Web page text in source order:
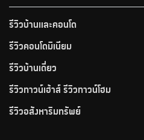
รีวิวบ้านและคอนโด
รีวิวคอนโดมิเนียม
รีวิวบ้านเดี่ยว
รีวิวทาวน์เฮ้าส์ รีวิวทาวน์โฮม
รีวิวอสังหาริมทรัพย์